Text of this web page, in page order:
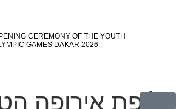
אלופת אירופה